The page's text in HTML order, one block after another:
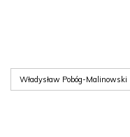
Władysław Pobóg-Malinowski